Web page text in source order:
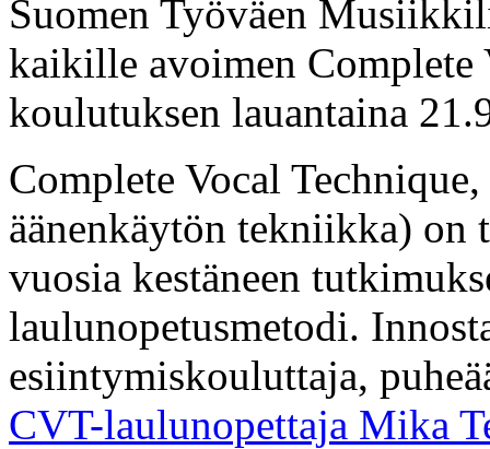
Suomen Työväen
kaikille avoimen Complete
koulutuksen lauantaina
Complete Vocal
äänenkäytön tekniikka) on
vuosia kestäneen
laulunopetusmetodi.
esiintymiskouluttaja,
CVT-laulunopettaja Mika